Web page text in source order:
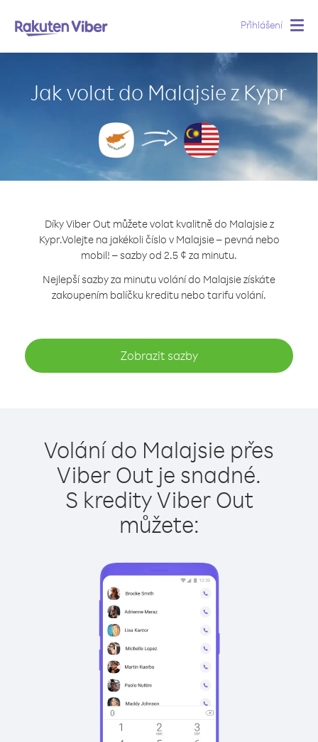
Přihlášení
Jak volat do Malajsie z Kypr
Díky Viber Out můžete volat kvalitně do Malajsie z
Kypr.Volejte na jakékoli číslo v Malajsie – pevná nebo
mobil! – sazby od 2.5 ¢ za minutu.
Nejlepší sazby za minutu volání do Malajsie získáte
zakoupením balíčku kreditu nebo tarifu volání.
Zobrazit sazby
Volání do Malajsie přes
Viber Out je snadné.
S kredity Viber Out
můžete: